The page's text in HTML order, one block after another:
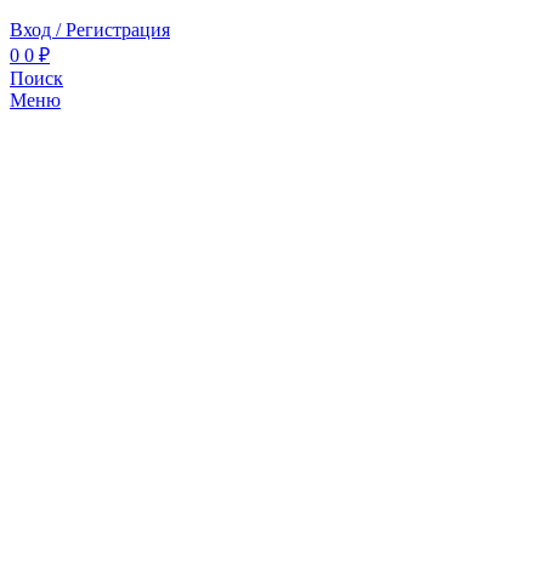
Вход / Регистрация
0 0 ₽
Поиск
Меню